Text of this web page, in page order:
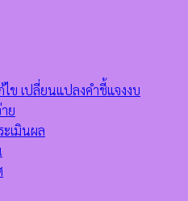
ไข เปลี่ยนแปลงคำชี้แจงงบ
ย
เมินผล